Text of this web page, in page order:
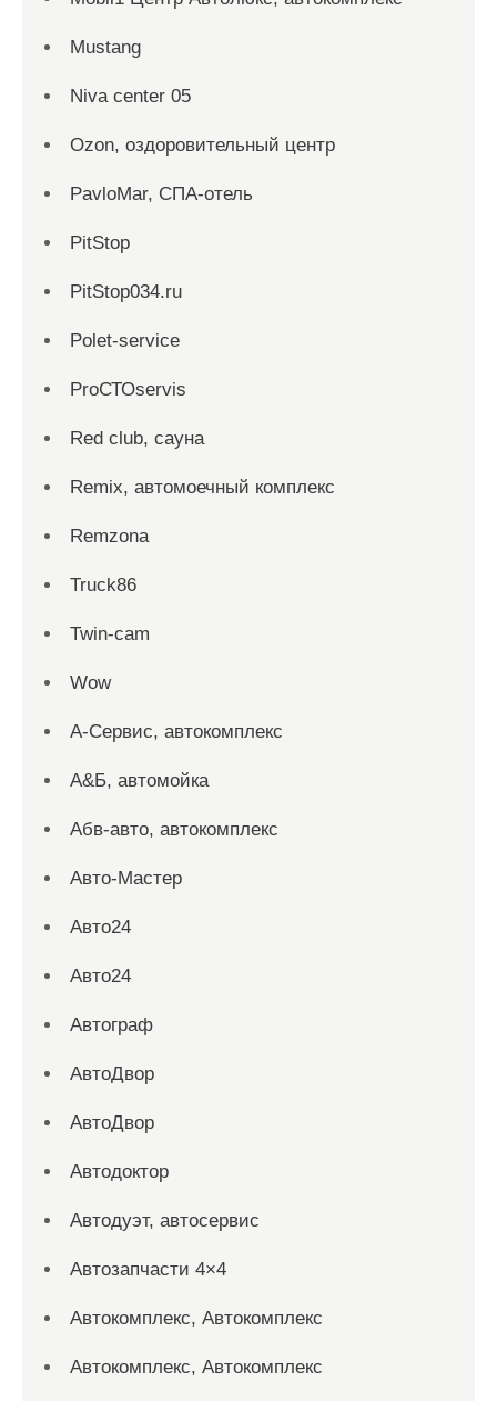
Mustang
Niva center 05
Ozon, оздоровительный центр
PavloMar, СПА-отель
PitStop
PitStop034.ru
Polet-service
ProСТОservis
Red сlub, сауна
Remix, автомоечный комплекс
Remzona
Truck86
Twin-cam
Wow
А-Сервис, автокомплекс
А&Б, автомойка
Абв-авто, автокомплекс
Авто-Мастер
Авто24
Авто24
Автограф
АвтоДвор
АвтоДвор
Автодоктор
Автодуэт, автосервис
Автозапчасти 4×4
Автокомплекс, Автокомплекс
Автокомплекс, Автокомплекс